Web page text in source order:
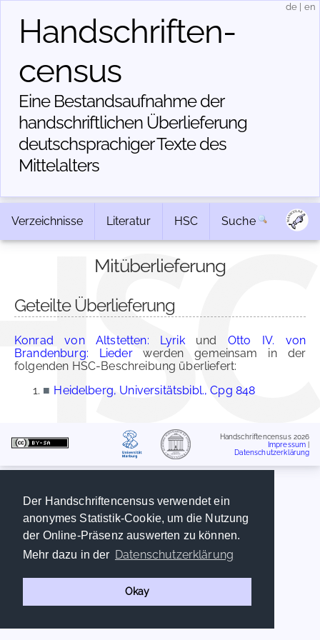
Der Handschriftencensus verwendet ein
anonymes Statistik-Cookie, um die Nutzung
der Online-Präsenz auswerten zu können.
Mehr dazu in der Datenschutzerklärung
Okay
Handschriften­
census
Eine Bestandsaufnahme der
handschriftlichen Über­lieferung
deutschsprachiger Texte des
Mittelalters
de en
Verzeichnisse Literatur HSC Suche
Mitüberlieferung
Geteilte Überlieferung
Konrad von Altstetten: Lyrikund Otto IV. von
Brandenburg: Liederwerden gemeinsam in der
folgenden HSC-Beschreibung überliefert:
■ Heidelberg, Universitätsbibl., Cpg 848
Handschriftencensus 2026
Impressum
Datenschutzerklärung